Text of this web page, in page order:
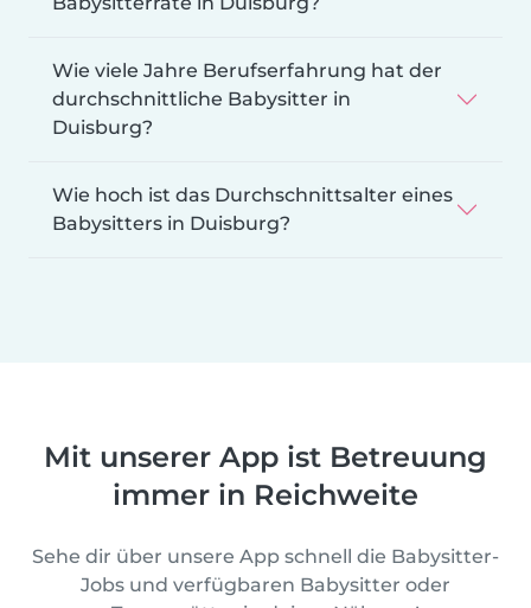
Wie viele Jahre Berufserfahrung hat der
durchschnittliche Babysitter in
Duisburg?
Wie hoch ist das Durchschnittsalter eines
Babysitters in Duisburg?
Mit unserer App ist Betreuung
immer in Reichweite
Sehe dir über unsere App schnell die Babysitter-
Jobs und verfügbaren Babysitter oder